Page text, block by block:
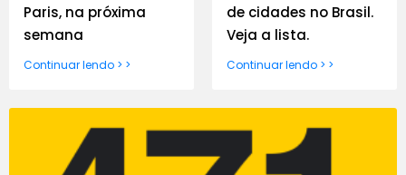
Paris, na próxima
semana
Continuar lendo > >
de cidades no Brasil.
Veja a lista.
Continuar lendo > >